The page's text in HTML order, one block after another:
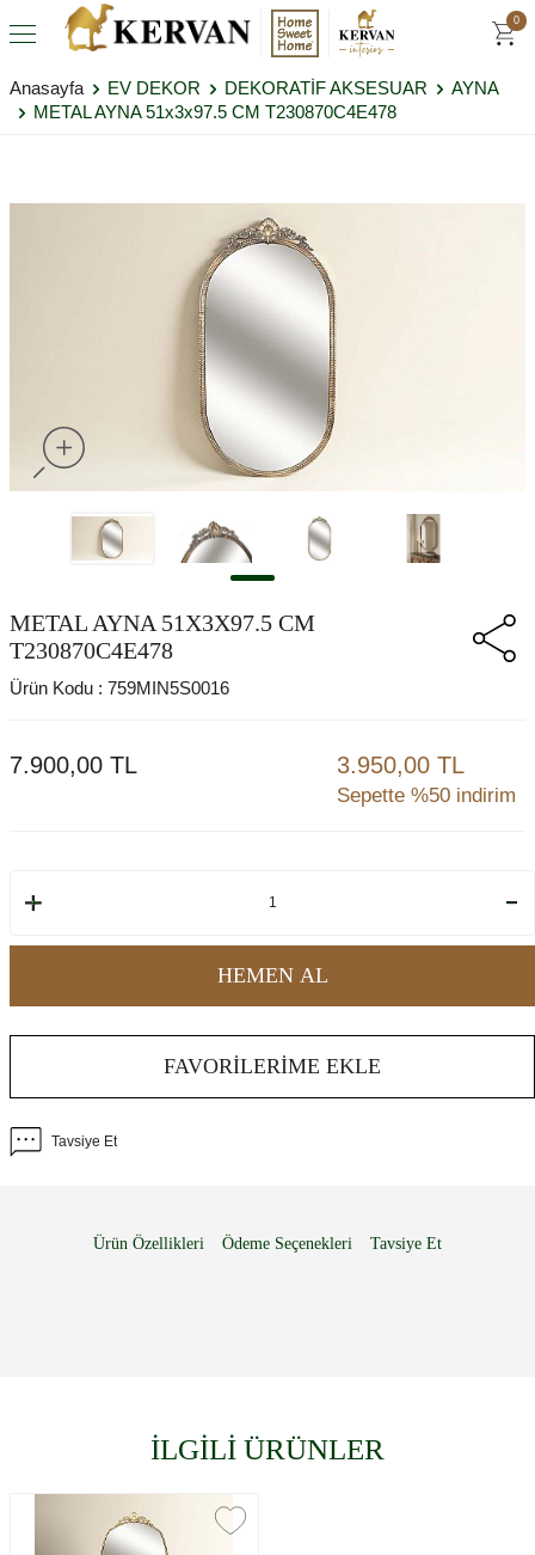
0
Anasayfa EV DEKOR DEKORATİF AKSESUAR
AYNA
METAL AYNA 51x3x97.5 CM T230870C4E478
METAL AYNA 51X3X97.5 CM
T230870C4E478
Ürün Kodu : 759MIN5S0016
7.900,00 TL 3.950,00 TL
Sepette %50 indirim
HEMEN AL
FAVORILERIME EKLE
Tavsiye Et
Ürün Özellikleri Ödeme Seçenekleri Tavsiye Et
İLGİLİ ÜRÜNLER